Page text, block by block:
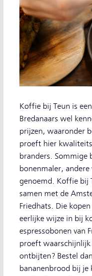
Koffie bij Teun is
Bredanaars wel
prijzen, waaronder
proeft hier
branders. Sommige
bonenmaler,
genoemd. Koffie bij
samen met de
Friedhats. Die
eerlijke wijze in bij
espressobonen van
proeft
ontbijten? Bestel
bananenbrood bij